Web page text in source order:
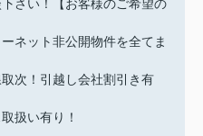
さい！【お客様のご希望の
ネット非公開物件を全てま
次！引越し会社割引き有
扱い有り！